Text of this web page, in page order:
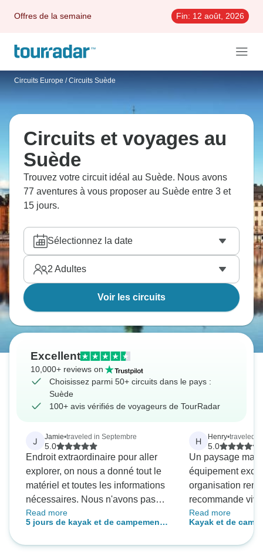
Offres de la semaine Fin: 12 août, 2026
Circuits Europe / Circuits Suède
Circuits et voyages au
Suède
Trouvez votre circuit idéal au Suède. Nous avons
77 aventures à vous proposer au Suède entre 3 et
15 jours.
Sélectionnez la date
2 Adultes
Voir les circuits
Excellent
10,000+ reviews on
Choisissez parmi 50+ circuits dans le pays :
Suède
100+ avis vérifiés de voyageurs de TourRadar
J Jamie•traveled in Septembre
5.0
Endroit extraordinaire pour aller
explorer, on nous a donné tout le
matériel et toutes les informations
nécessaires. Nous n'avons pas
utilisé la tente et avons apprécié
de dormir à la belle étoile.
Read more
5 jours de kayak et de campement
autoguidés
H Henry•traveled
5.0
Un paysage
équipement
organisation
recommande
????‍♀️
Read more
Kayak et de
l'archipel -